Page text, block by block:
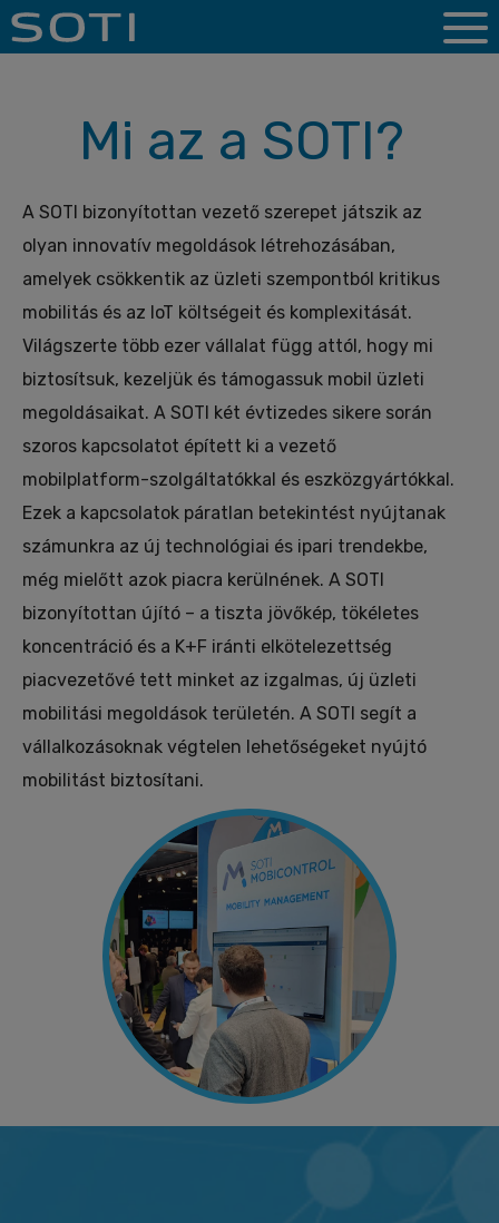
Mi az a SOTI?
A SOTI bizonyítottan vezető szerepet játszik az
olyan innovatív megoldások létrehozásában,
amelyek csökkentik az üzleti szempontból kritikus
mobilitás és az IoT költségeit és komplexitását.
Világszerte több ezer vállalat függ attól, hogy mi
biztosítsuk, kezeljük és támogassuk mobil üzleti
megoldásaikat. A SOTI két évtizedes sikere során
szoros kapcsolatot épített ki a vezető
mobilplatform-szolgáltatókkal és eszközgyártókkal.
Ezek a kapcsolatok páratlan betekintést nyújtanak
számunkra az új technológiai és ipari trendekbe,
még mielőtt azok piacra kerülnének. A SOTI
bizonyítottan újító – a tiszta jövőkép, tökéletes
koncentráció és a K+F iránti elkötelezettség
piacvezetővé tett minket az izgalmas, új üzleti
mobilitási megoldások területén. A SOTI segít a
vállalkozásoknak végtelen lehetőségeket nyújtó
mobilitást biztosítani.